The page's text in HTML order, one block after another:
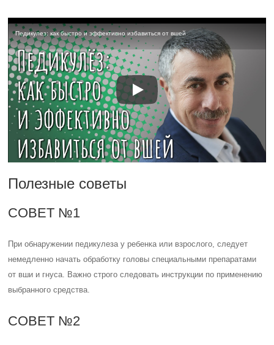
Педикулез: как быстро и эффективно избавиться от вшей
Полезные советы
СОВЕТ №1
При обнаружении педикулеза у ребенка или взрослого, следует
немедленно начать обработку головы специальными препаратами
от вши и гнуса. Важно строго следовать инструкции по применению
выбранного средства.
СОВЕТ №2